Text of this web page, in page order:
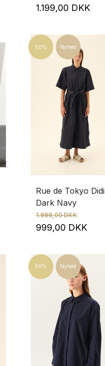
1.199,00 DKK
50% Nyhed
Rue de Tokyo Didi
Dark Navy
1.999,00 DKK
999,00 DKK
50% Nyhed